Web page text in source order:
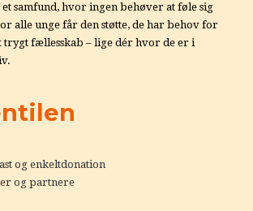
samfund, hvor ingen behøver at føle sig
alle unge får den støtte, de har behov for
trygt fællesskab – lige dér hvor de er i
og enkeltdonation
og partnere